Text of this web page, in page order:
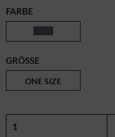
FARBE
GRÖSSE
ONE SIZE